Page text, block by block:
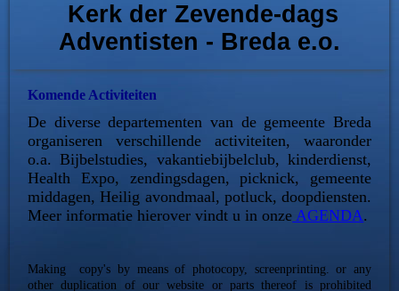
Kerk der Zevende-dags
Adventisten - Breda e.o.
Komende Activiteiten
De diverse departementen van de gemeente Breda
organiseren verschillende activiteiten, waaronder
o.a. Bijbelstudies, vakantiebijbelclub, kinderdienst,
Health Expo, zendingsdagen, picknick, gemeente
middagen, Heilig avondmaal, potluck, doopdiensten.
Meer informatie hierover vindt u in onze AGENDA.
Making copy's by means of photocopy, screenprinting. or any
other duplication of our website or parts thereof is prohibited